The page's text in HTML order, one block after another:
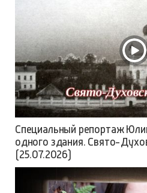
Специальный репортаж
одного здания. Свято-
(25.07.2026)